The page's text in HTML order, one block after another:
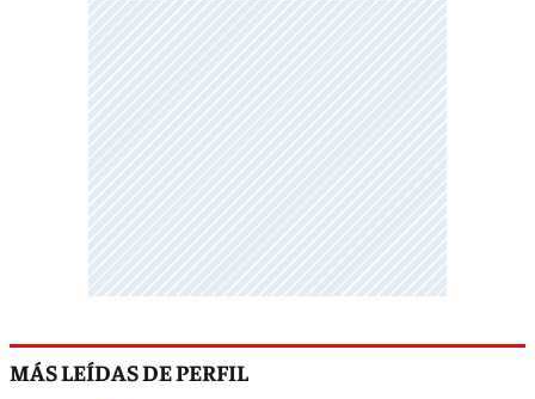
MÁS LEÍDAS DE PERFIL